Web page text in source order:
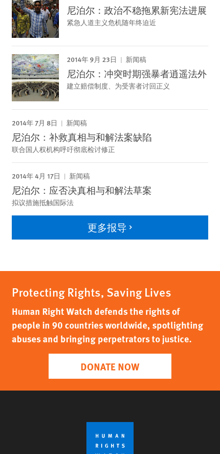
尼泊尔：政治不稳拖累新宪法进展
紧急人道主义危机随年终迫近
2014年 9月 23日 新闻稿
尼泊尔：冲突时期强暴者逍遥法外
建立赔偿制度、为受害者讨回正义
2014年 7月 8日 新闻稿
尼泊尔：补救真相与和解法案缺陷
联合国人权机构呼吁彻底检讨修正
2014年 4月 17日 新闻稿
尼泊尔：应否决真相与和解法草案
拟议措施抵触国际法
更多报导
Protecting Rights, Saving Lives
Human Right Watch defends the rights of
people in 90 countries worldwide, spotlighting
abuses and bringing perpetrators to justice.
DONATE NOW